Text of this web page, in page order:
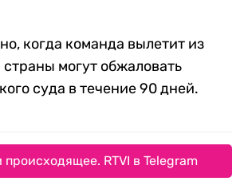
когда команда вылетит из
могут обжаловать
суда в течение 90 дней.
RTVI в Telegram